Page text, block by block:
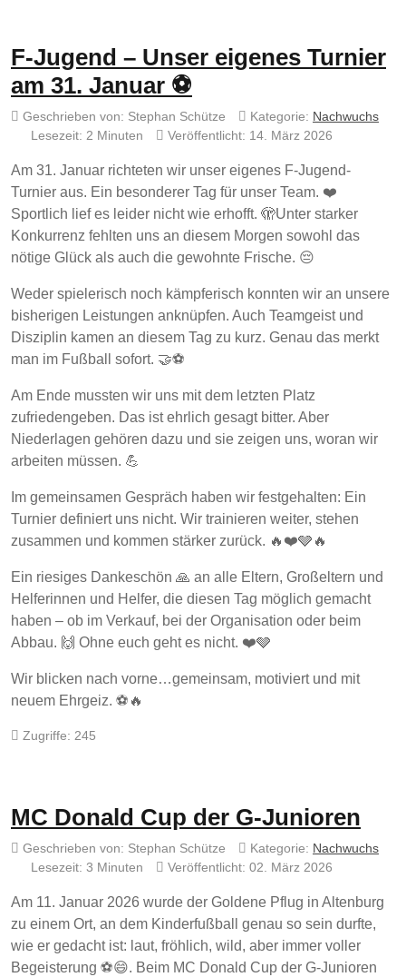
F-Jugend – Unser eigenes Turnier
am 31. Januar ⚽
Geschrieben von: Stephan Schütze Kategorie: Nachwuchs
Lesezeit: 2 Minuten
Veröffentlicht: 14. März 2026
Am 31. Januar richteten wir unser eigenes F-Jugend-
Turnier aus. Ein besonderer Tag für unser Team. ❤️
Sportlich lief es leider nicht wie erhofft. 🫣Unter starker
Konkurrenz fehlten uns an diesem Morgen sowohl das
nötige Glück als auch die gewohnte Frische. 😔
Weder spielerisch noch kämpferisch konnten wir an unsere
bisherigen Leistungen anknüpfen. Auch Teamgeist und
Disziplin kamen an diesem Tag zu kurz. Genau das merkt
man im Fußball sofort. 🤝⚽
Am Ende mussten wir uns mit dem letzten Platz
zufriedengeben. Das ist ehrlich gesagt bitter. Aber
Niederlagen gehören dazu und sie zeigen uns, woran wir
arbeiten müssen. 💪
Im gemeinsamen Gespräch haben wir festgehalten: Ein
Turnier definiert uns nicht. Wir trainieren weiter, stehen
zusammen und kommen stärker zurück. 🔥❤️🩶🔥
Ein riesiges Dankeschön 🙏 an alle Eltern, Großeltern und
Helferinnen und Helfer, die diesen Tag möglich gemacht
haben – ob im Verkauf, bei der Organisation oder beim
Abbau. 🙌 Ohne euch geht es nicht. ❤️🩶
Wir blicken nach vorne…gemeinsam, motiviert und mit
neuem Ehrgeiz. ⚽🔥
Zugriffe: 245
MC Donald Cup der G-Junioren
Geschrieben von: Stephan Schütze Kategorie: Nachwuchs
Lesezeit: 3 Minuten
Veröffentlicht: 02. März 2026
Am 11. Januar 2026 wurde der Goldene Pflug in Altenburg
zu einem Ort, an dem Kinderfußball genau so sein durfte,
wie er gedacht ist: laut, fröhlich, wild, aber immer voller
Begeisterung ⚽😄. Beim MC Donald Cup der G-Junioren